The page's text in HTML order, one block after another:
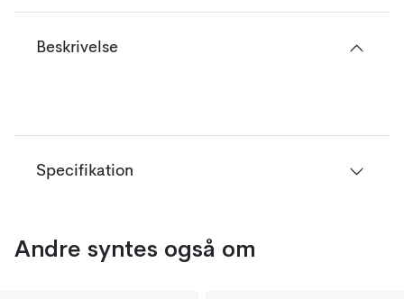
Beskrivelse
Specifikation
Andre syntes også om